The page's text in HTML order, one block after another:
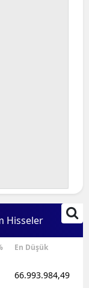
Hisseler
En Düşük
66.993.984,49